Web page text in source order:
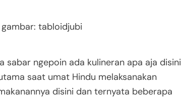
tabloidjubi
sabar ngepoin ada kulineran apa aja disini
saat umat Hindu melaksanakan
disini dan ternyata beberapa